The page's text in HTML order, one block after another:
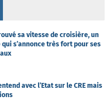
sa vitesse de croisière, un
s’annonce très fort pour ses
avec l’Etat sur le CRE mais